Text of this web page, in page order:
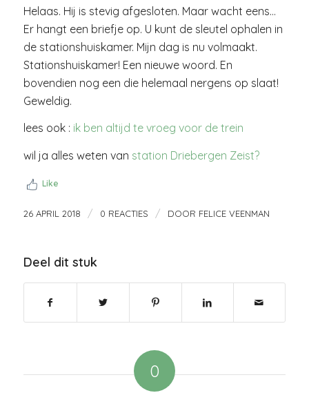
Helaas. Hij is stevig afgesloten. Maar wacht eens…
Er hangt een briefje op. U kunt de sleutel ophalen in
de stationshuiskamer. Mijn dag is nu volmaakt.
Stationshuiskamer! Een nieuwe woord. En
bovendien nog een die helemaal nergens op slaat!
Geweldig.
lees ook : ik ben altijd te vroeg voor de trein
wil ja alles weten van station Driebergen Zeist?
Like
26 APRIL 2018 / 0 REACTIES / DOOR FELICE VEENMAN
Deel dit stuk
0